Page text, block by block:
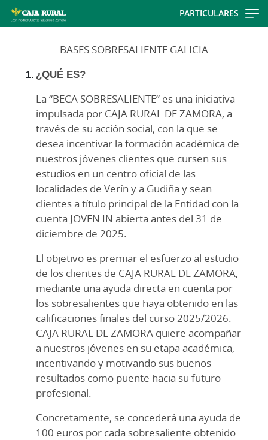
contentt
PARTICULARES
favor
espere...
BASES SOBRESALIENTE GALICIA
¿QUÉ ES?
La “BECA SOBRESALIENTE” es una iniciativa
impulsada por CAJA RURAL DE ZAMORA, a
través de su acción social, con la que se
desea incentivar la formación académica de
nuestros jóvenes clientes que cursen sus
estudios en un centro oficial de las
localidades de Verín y a Gudiña y sean
clientes a título principal de la Entidad con la
cuenta JOVEN IN abierta antes del 31 de
diciembre de 2025.
El objetivo es premiar el esfuerzo al estudio
de los clientes de CAJA RURAL DE ZAMORA,
mediante una ayuda directa en cuenta por
los sobresalientes que haya obtenido en las
calificaciones finales del curso 2025/2026.
CAJA RURAL DE ZAMORA quiere acompañar
a nuestros jóvenes en su etapa académica,
incentivando y motivando sus buenos
resultados como puente hacia su futuro
profesional.
Concretamente, se concederá una ayuda de
100 euros por cada sobresaliente obtenido